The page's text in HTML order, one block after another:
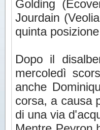
Golding
Jourdain
quinta
Dopo il
mercoledì
anche
corsa, a causa
di una via